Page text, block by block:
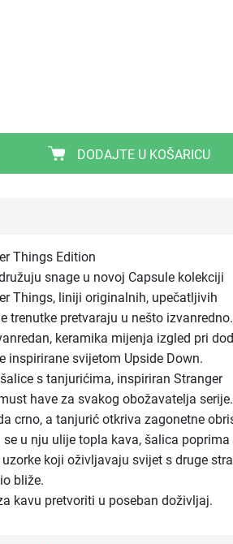
DODAJTE U KOŠARICU
Things Edition
snage u novoj Capsule kolekciji
Things, liniji originalnih, upečatljivih
trenutke pretvaraju u nešto izvanredno.
keramika mijenja izgled pri
inspirirane svijetom Upside Down.
s tanjurićima, inspiriran Stranger
have za svakog obožavatelja serije.
crno, a tanjurić otkriva zagonetne
u nju ulije topla kava, šalica poprima
koji oživljavaju svijet s druge
bliže.
kavu pretvoriti u poseban doživljaj.